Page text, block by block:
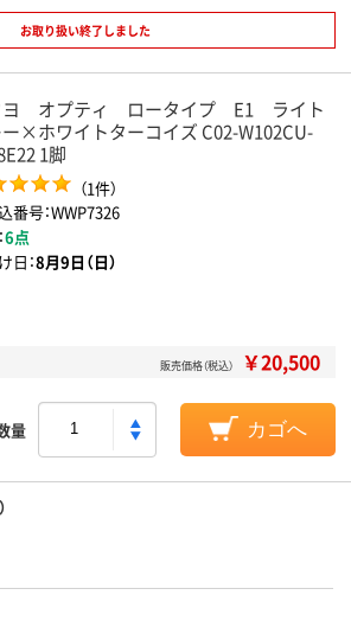
お取り扱い終了しました
ヨ オプティ ロータイプ E1 ライト
×ホワイトターコイズ C02-W102CU-
1脚
（1件）
番号：WWP7326
6点
日：8月9日（日）
販売価格（税込） ￥20,500
量 カゴへ